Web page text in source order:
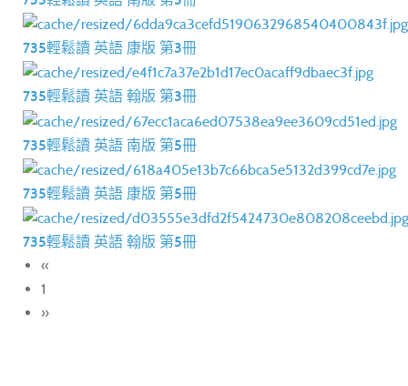
735輕鬆讀 英語 康版 第3冊
735輕鬆讀 英語 翰版 第3冊
735輕鬆讀 英語 南版 第5冊
735輕鬆讀 英語 康版 第5冊
735輕鬆讀 英語 翰版 第5冊
«
1
»